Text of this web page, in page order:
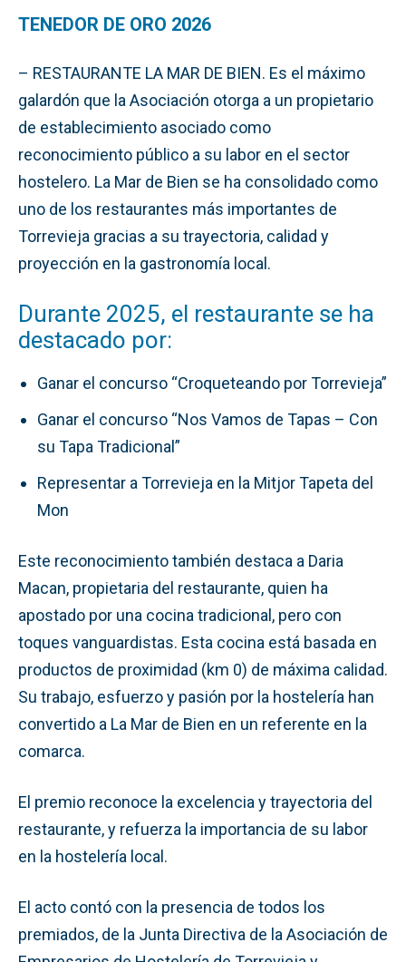
TENEDOR DE ORO 2026
– RESTAURANTE LA MAR DE BIEN. Es el máximo
galardón que la Asociación otorga a un propietario
de establecimiento asociado como
reconocimiento público a su labor en el sector
hostelero. La Mar de Bien se ha consolidado como
uno de los restaurantes más importantes de
Torrevieja gracias a su trayectoria, calidad y
proyección en la gastronomía local.
Durante 2025, el restaurante se ha
destacado por:
Ganar el concurso “Croqueteando por Torrevieja”
Ganar el concurso “Nos Vamos de Tapas – Con
su Tapa Tradicional”
Representar a Torrevieja en la Mitjor Tapeta del
Mon
Este reconocimiento también destaca a Daria
Macan, propietaria del restaurante, quien ha
apostado por una cocina tradicional, pero con
toques vanguardistas. Esta cocina está basada en
productos de proximidad (km 0) de máxima calidad.
Su trabajo, esfuerzo y pasión por la hostelería han
convertido a La Mar de Bien en un referente en la
comarca.
El premio reconoce la excelencia y trayectoria del
restaurante, y refuerza la importancia de su labor
en la hostelería local.
El acto contó con la presencia de todos los
premiados, de la Junta Directiva de la Asociación de